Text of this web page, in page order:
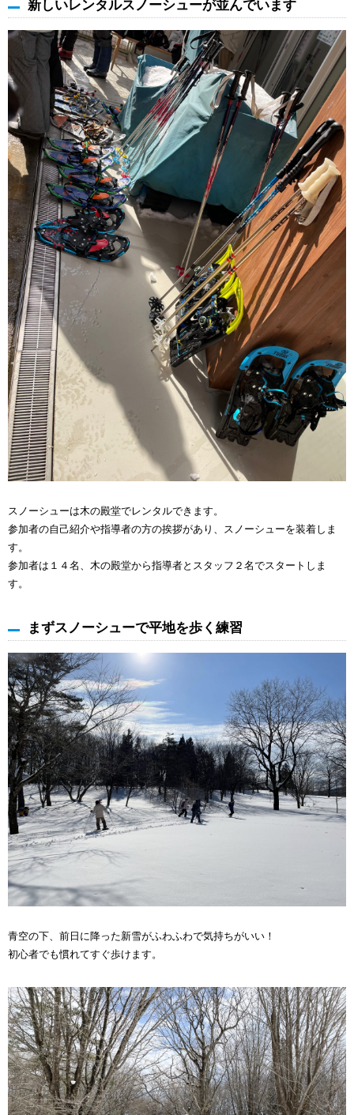
新しいレンタルスノーシューが並んでいます
スノーシューは木の殿堂でレンタルできます。
参加者の自己紹介や指導者の方の挨拶があり、スノーシューを装着しま
す。
参加者は１４名、木の殿堂から指導者とスタッフ２名でスタートしま
す。
まずスノーシューで平地を歩く練習
青空の下、前日に降った新雪がふわふわで気持ちがいい！
初心者でも慣れてすぐ歩けます。